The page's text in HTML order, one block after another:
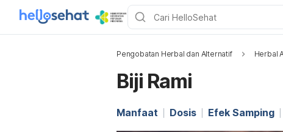
Pengobatan Herbal dan Alternatif Herbal
Biji Rami
Manfaat Dosis Efek Samping